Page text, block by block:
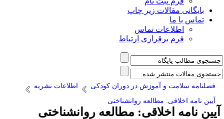
بایگانی مقالات زیر چاپ
تماس با ما
اطلاعات تماس
فرم برقراری ارتباط
فصلنامه سلامت و آموزش در دوران کودکی
اطلاعات نشریه
آیین نامه اخلاقی: مطالعه روانشناختی
نامه اخلاقی: مطالعه روانشناختی